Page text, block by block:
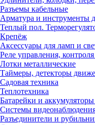
Разъемы кабельные
Арматура и инструменты
Теплый пол.
Крепёж
Аксессуары для ламп и
Реле управления,
Лотки металлические
Таймеры, детекторы
Садовая техника
Теплотехника
Батарейки и
Системы
Разъединители и